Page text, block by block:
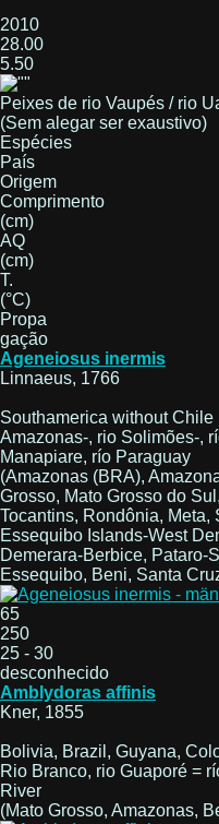
2010
28.00
5.50
Peixes de rio Vaupés / rio
(Sem alegar ser exaustivo)
Espécies
País
Origem
Comprimento
(cm)
AQ
(cm)
T.
(°C)
Propa
gação
Ageneiosus inermis
Linnaeus, 1766
Southamerica without Chile
Amazonas-, rio Solimões-,
Manapiare, río Paraguay
(Amazonas (BRA),
Grosso, Mato Grosso do
Tocantins, Rondônia,
Essequibo Islands-West
Demerara-Berbice, Pataro-
Essequibo, Beni, Santa
65
250
25 - 30
desconhecido
Amblydoras affinis
Kner, 1855
Bolivia, Brazil, Guyana,
Rio Branco, rio Guaporé =
River
(Mato Grosso, Amazonas,